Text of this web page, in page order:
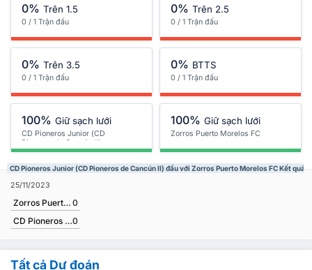
0% Trên 1.5
0 / 1 Trận đấu
0% Trên 2.5
0 / 1 Trận đấu
0% Trên 3.5
0 / 1 Trận đấu
0% BTTS
0 / 1 Trận đấu
100% Giữ sạch lưới
CD Pioneros Junior (CD
Pioneros de Cancún II)
100% Giữ sạch lưới
Zorros Puerto Morelos FC
CD Pioneros Junior (CD Pioneros de Cancún II) đấu với Zorros Puerto Morelos FC Kết quả
25/11/2023
Zorros Puerto Morelos FC 0
CD Pioneros Junior (CD Pioneros de Cancún II)0
Tất cả Dự đoán